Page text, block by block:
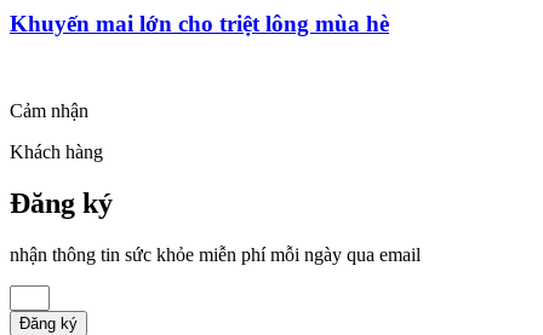
Khuyến mai lớn cho triệt lông mùa hè
Cảm nhận
Khách hàng
Đăng ký
nhận thông tin sức khỏe miễn phí mỗi ngày qua email
Đăng ký